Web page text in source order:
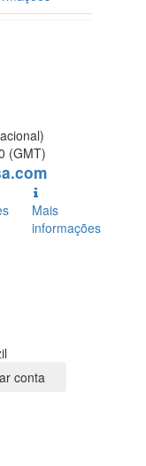
(GMT)
Mais
informações
conta